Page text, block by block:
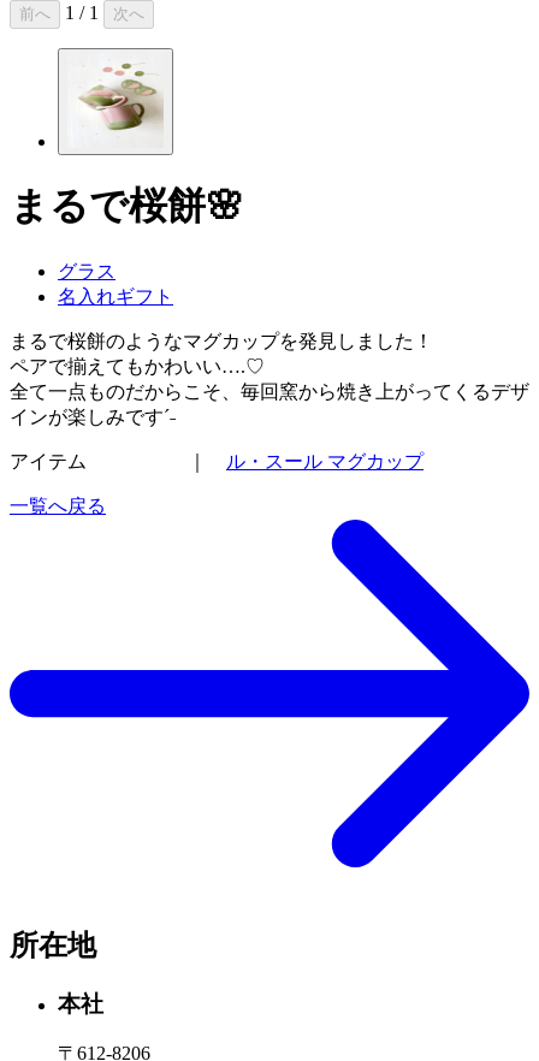
前へ 1 / 1 次へ
まるで桜餅🌸
グラス
名入れギフト
まるで桜餅のようなマグカップを発見しました！
ペアで揃えてもかわいい….♡
全て一点ものだからこそ、毎回窯から焼き上がってくるデザ
インが楽しみですˊ˗
アイテム ｜ ル・スール マグカップ
一覧へ戻る
所在地
本社
〒612-8206